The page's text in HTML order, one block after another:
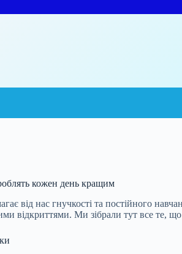
кожен день кращим
від нас гнучкості та постійного
відкриттями. Ми зібрали тут все